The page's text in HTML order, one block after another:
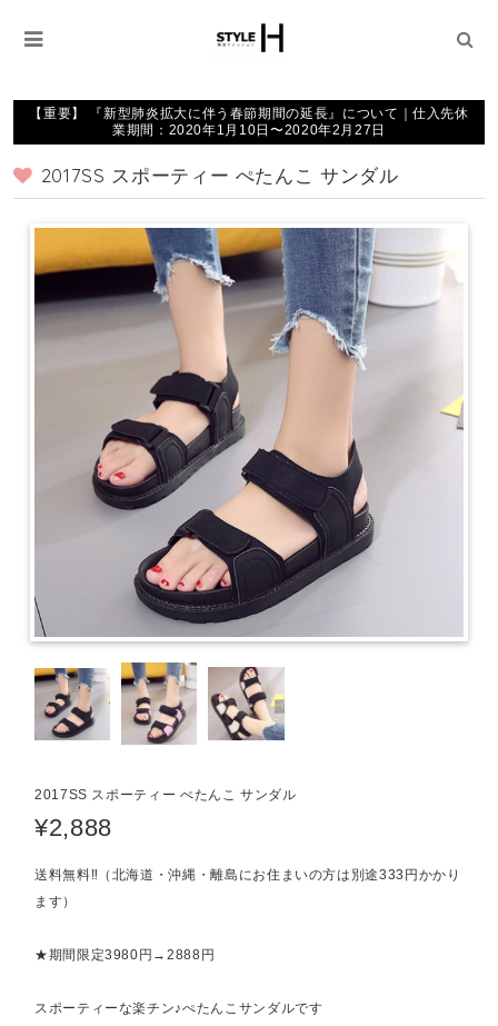
【重要】 『新型肺炎拡大に伴う春節期間の延長』について｜仕入先休
業期間：2020年1月10日〜2020年2月27日
2017SS スポーティー ぺたんこ サンダル
2017SS スポーティー ぺたんこ サンダル
¥2,888
送料無料‼（北海道・沖縄・離島にお住まいの方は別途333円かかり
ます）
★期間限定3980円→2888円
スポーティーな楽チン♪ぺたんこサンダルです